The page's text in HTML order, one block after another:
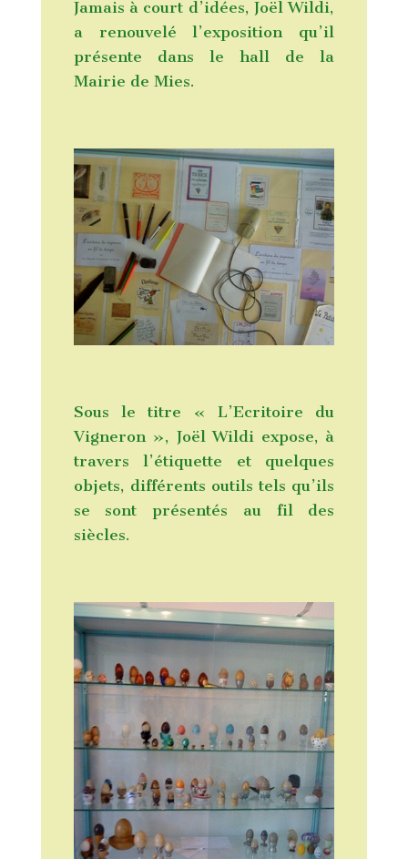
Jamais à court d’idées, Joël Wildi,
a renouvelé l’exposition qu’il
présente dans le hall de la
Mairie de Mies.
Sous le titre « L’Ecritoire du
Vigneron », Joël Wildi expose, à
travers l’étiquette et quelques
objets, différents outils tels qu’ils
se sont présentés au fil des
siècles.